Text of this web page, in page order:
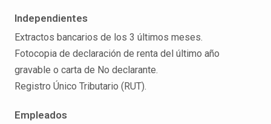
Independientes
Extractos bancarios de los 3 últimos meses.
Fotocopia de declaración de renta del último año
gravable o carta de No declarante.
Registro Único Tributario (RUT).
Empleados